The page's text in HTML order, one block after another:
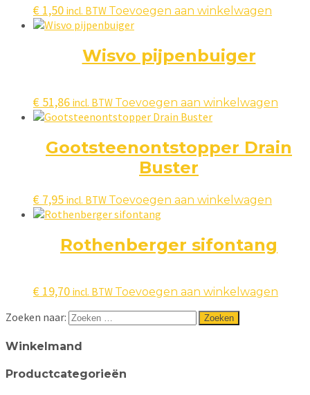
€ 1,50 incl. BTW Toevoegen aan winkelwagen
Wisvo pijpenbuiger
€ 51,86 incl. BTW Toevoegen aan winkelwagen
Gootsteenontstopper Drain
Buster
€ 7,95 incl. BTW Toevoegen aan winkelwagen
Rothenberger sifontang
€ 19,70 incl. BTW Toevoegen aan winkelwagen
Zoeken naar:
Winkelmand
Productcategorieën